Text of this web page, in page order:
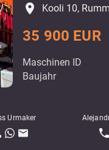
Maschinen ID
Baujahr
Urmaker
35 900 EUR
place